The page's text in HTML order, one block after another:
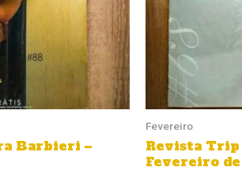
Barbieri –
Fevereiro
Revista Trip
Fevereiro